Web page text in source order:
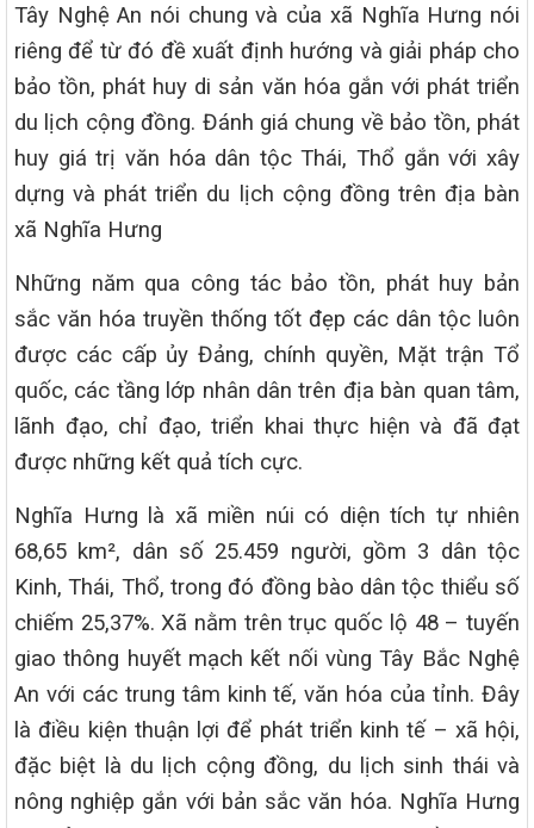
Tây Nghệ An nói chung và của xã Nghĩa Hưng nói
riêng để từđó đề xuất định hướng và giải pháp cho
bảo tồn, phát huy di sản văn hóa gắn với phát triển
du lịch cộng đồng. Đánh giá chung về bảo tồn, phát
huy giá trị văn hóa dân tộc Thái, Thổ gắn với xây
dựng và phát triển du lịch cộng đồng trên địa bàn
xã Nghĩa Hưng
Những năm qua công tác bảo tồn, phát huy bản
sắc văn hóa truyền thống tốt đẹp các dân tộc luôn
được các cấp ủy Đảng, chính quyền, Mặt trận Tổ
quốc, các tầng lớp nhân dân trên địa bàn quan tâm,
lãnh đạo, chỉ đạo, triển khai thực hiện và đã đạt
được những kết quả tích cực.
Nghĩa Hưng là xã miền núi có diện tích tự nhiên
68,65 km², dân số 25.459 người, gồm 3 dân tộc
Kinh, Thái, Thổ, trong đó đồng bào dân tộc thiểu số
chiếm 25,37%. Xã nằm trên trục quốc lộ 48 – tuyến
giao thông huyết mạch kết nối vùng Tây Bắc Nghệ
An với các trung tâm kinh tế, văn hóa của tỉnh. Đây
là điều kiện thuận lợi để phát triển kinh tế – xã hội,
đặc biệt là du lịch cộng đồng, du lịch sinh thái và
nông nghiệp gắn với bản sắc văn hóa. Nghĩa Hưng